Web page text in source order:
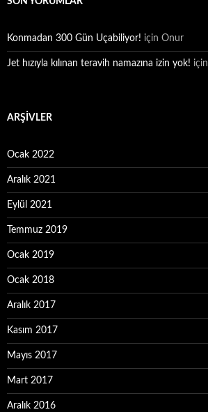
Konmadan 300 Gün Uçabiliyor! için Onur
Jet hızıyla kılınan teravih namazına izin yok! için
ARŞIVLER
Ocak 2022
Aralık 2021
Eylül 2021
Temmuz 2019
Ocak 2019
Ocak 2018
Aralık 2017
Kasım 2017
Mayıs 2017
Mart 2017
Aralık 2016